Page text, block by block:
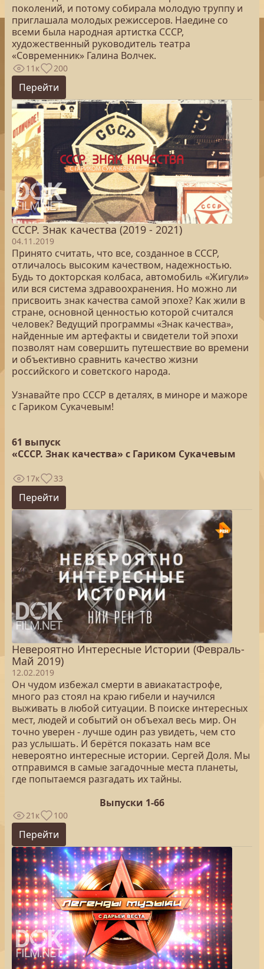
поколений, и потому собирала молодую труппу и
приглашала молодых режиссеров. Наедине со
всеми была народная артистка СССР,
художественный руководитель театра
«Современник» Галина Волчек.
11к 200
Перейти
СССР. Знак качества (2019 - 2021)
04.11.2019
Принято считать, что все, созданное в СССР,
отличалось высоким качеством, надежностью.
Будь то докторская колбаса, автомобиль «Жигули»
или вся система здравоохранения. Но можно ли
присвоить знак качества самой эпохе? Как жили в
стране, основной ценностью которой считался
человек? Ведущий программы «Знак качества»,
найденные им артефакты и свидетели той эпохи
позволят нам совершить путешествие во времени
и объективно сравнить качество жизни
российского и советского народа.
Узнавайте про СССР в деталях, в миноре и мажоре
с Гариком Сукачевым!
61 выпуск
«СССР. Знак качества» с Гариком Сукачевым
17к 33
Перейти
Невероятно Интересные Истории (Февраль-
Май 2019)
12.02.2019
Он чудом избежал смерти в авиакатастрофе,
много раз стоял на краю гибели и научился
выживать в любой ситуации. В поиске интересных
мест, людей и событий он объехал весь мир. Он
точно уверен - лучше один раз увидеть, чем сто
раз услышать. И берётся показать нам все
невероятно интересные истории. Сергей Доля. Мы
отправимся в самые загадочные места планеты,
где попытаемся разгадать их тайны.
Выпуски 1-66
21к 100
Перейти